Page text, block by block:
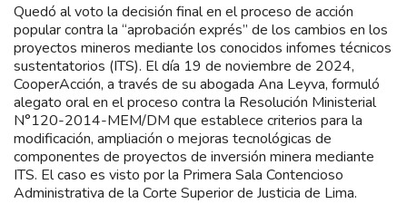
Quedó al voto la decisión final en el proceso de acción
popular contra la “aprobación exprés” de los cambios en los
proyectos mineros mediante los conocidos infomes técnicos
sustentatorios (ITS). El día 19 de noviembre de 2024,
CooperAcción, a través de su abogada Ana Leyva, formuló
alegato oral en el proceso contra la Resolución Ministerial
N°120-2014-MEM/DM que establece criterios para la
modificación, ampliación o mejoras tecnológicas de
componentes de proyectos de inversión minera mediante
ITS. El caso es visto por la Primera Sala Contencioso
Administrativa de la Corte Superior de Justicia de Lima.